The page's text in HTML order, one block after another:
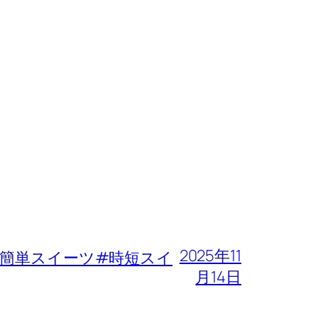
スイーツ#時短スイ 2025年11
月14日